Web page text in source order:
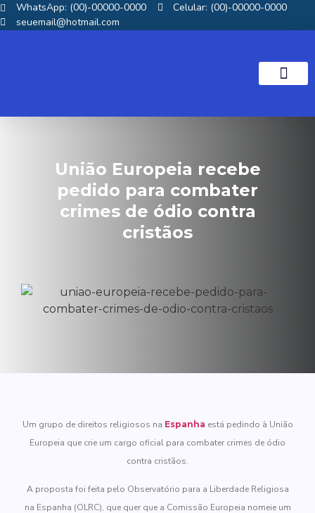
WhatsApp: (00)-00000-0000
Celular: (00)-00000-0000
seuemail@hotmail.com
União Europeia recebe
pedido para combater
crimes de ódio contra
cristãos
Um grupo de direitos religiosos na Espanha está pedindo à União
Europeia que crie um cargo oficial para combater crimes de ódio
contra cristãos.
A proposta foi feita pelo Observatório para a Liberdade Religiosa
na Espanha (OLRC), que quer que a Comissão Europeia nomeie um